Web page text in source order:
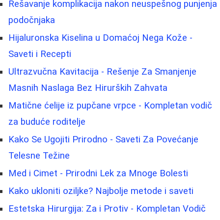
Rešavanje komplikacija nakon neuspešnog punjenja
podočnjaka
Hijaluronska Kiselina u Domaćoj Nega Kože -
Saveti i Recepti
Ultrazvučna Kavitacija - Rešenje Za Smanjenje
Masnih Naslaga Bez Hirurških Zahvata
Matične ćelije iz pupčane vrpce - Kompletan vodič
za buduće roditelje
Kako Se Ugojiti Prirodno - Saveti Za Povećanje
Telesne Težine
Med i Cimet - Prirodni Lek za Mnoge Bolesti
Kako ukloniti oziljke? Najbolje metode i saveti
Estetska Hirurgija: Za i Protiv - Kompletan Vodič